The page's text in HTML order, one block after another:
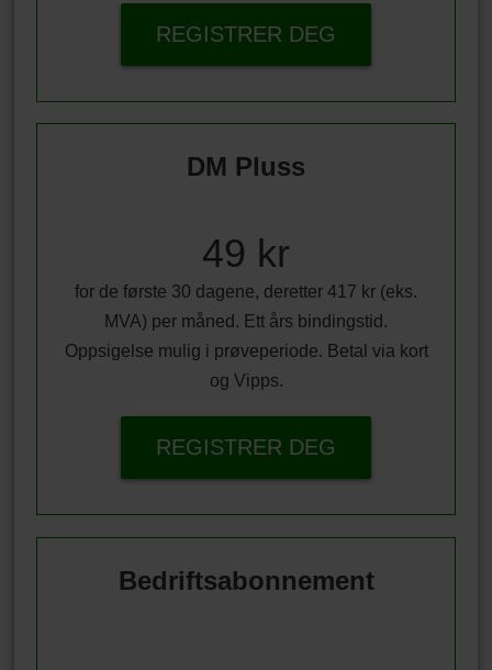
REGISTRER DEG
DM Pluss
49 kr
for de første 30 dagene, deretter 417 kr (eks.
MVA) per måned. Ett års bindingstid.
Oppsigelse mulig i prøveperiode. Betal via kort
og Vipps.
REGISTRER DEG
Bedriftsabonnement